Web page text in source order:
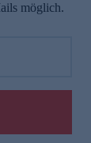
möglich.